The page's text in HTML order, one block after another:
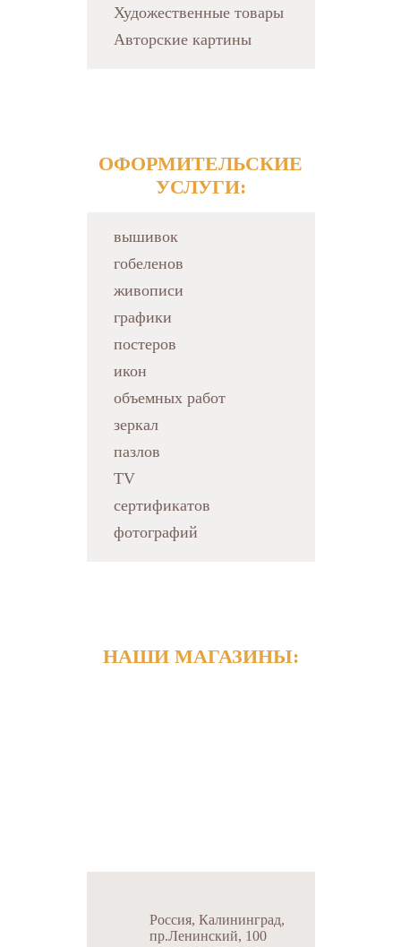
Художественные товары
Авторские картины
ОФОРМИТЕЛЬСКИЕ
УСЛУГИ:
вышивок
гобеленов
живописи
графики
постеров
икон
объемных работ
зеркал
пазлов
TV
сертификатов
фотографий
НАШИ МАГАЗИНЫ:
Россия, Калининград,
пр.Ленинский, 100